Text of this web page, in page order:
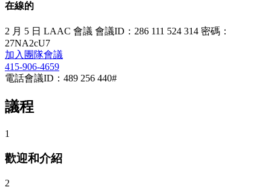
在線的
2 月 5 日 LAAC 會議 會議ID：286 111 524 314 密碼：
27NA2cU7
加入團隊會議
415-906-4659
電話會議ID：489 256 440#
議程
1
歡迎和介紹
2